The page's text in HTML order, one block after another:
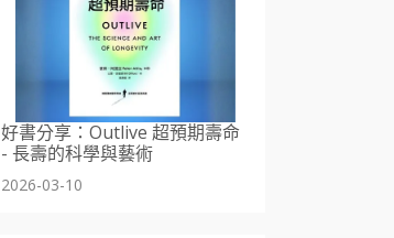
好書分享：Outlive 超預期壽命
- 長壽的科學與藝術
2026-03-10